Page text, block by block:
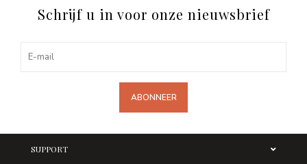
Schrijf u in voor onze nieuwsbrief
ABONNEER
SUPPORT